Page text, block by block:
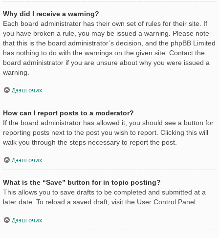
Why did I receive a warning?
Each board administrator has their own set of rules for their site. If
you have broken a rule, you may be issued a warning. Please note
that this is the board administrator’s decision, and the phpBB Limited
has nothing to do with the warnings on the given site. Contact the
board administrator if you are unsure about why you were issued a
warning.
Дээш очих
How can I report posts to a moderator?
If the board administrator has allowed it, you should see a button for
reporting posts next to the post you wish to report. Clicking this will
walk you through the steps necessary to report the post.
Дээш очих
What is the “Save” button for in topic posting?
This allows you to save drafts to be completed and submitted at a
later date. To reload a saved draft, visit the User Control Panel.
Дээш очих